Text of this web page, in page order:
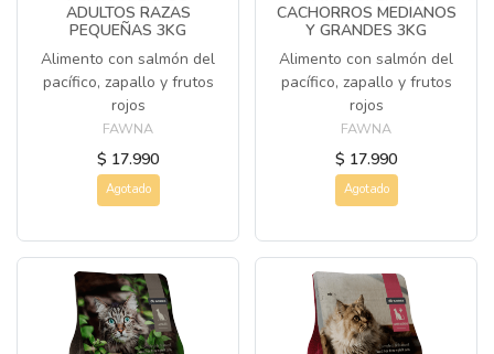
ADULTOS RAZAS
PEQUEÑAS 3KG
Alimento con salmón del
pacífico, zapallo y frutos
rojos
FAWNA
$ 17.990
Agotado
CACHORROS MEDIANOS
Y GRANDES 3KG
Alimento con salmón del
pacífico, zapallo y frutos
rojos
FAWNA
$ 17.990
Agotado